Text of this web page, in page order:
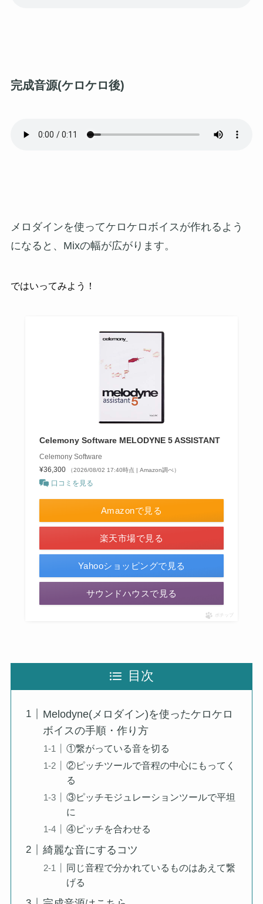
完成音源(ケロケロ後)
メロダインを使ってケロケロボイスが作れるよう
になると、Mixの幅が広がります。
ではいってみよう！
Celemony Software MELODYNE 5 ASSISTANT
Celemony Software
¥36,300
（2026/08/02 17:40時点 | Amazon調べ）
口コミを見る
Amazonで見る
楽天市場で見る
Yahooショッピングで見る
サウンドハウスで見る
ポチップ
目次
Melodyne(メロダイン)を使ったケロケロ
ボイスの手順・作り方
①繋がっている音を切る
②ピッチツールで音程の中心にもってく
る
③ピッチモジュレーションツールで平坦
に
④ピッチを合わせる
綺麗な音にするコツ
同じ音程で分かれているものはあえて繋
げる